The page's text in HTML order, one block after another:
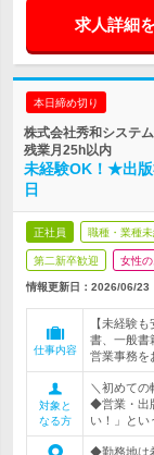
求人詳細
本日締め切り
株式会社秀和システ
残業月25h以内
未経験OK！★出版
日
正社員 職種・業種
第二新卒歓迎 女性
情報更新日：2026/06/23
仕事内容
【未経験
書、一般書
営業事務を
対象と
なる方
＼初めて
◆営業・出
い！」とい
◆勤務地は